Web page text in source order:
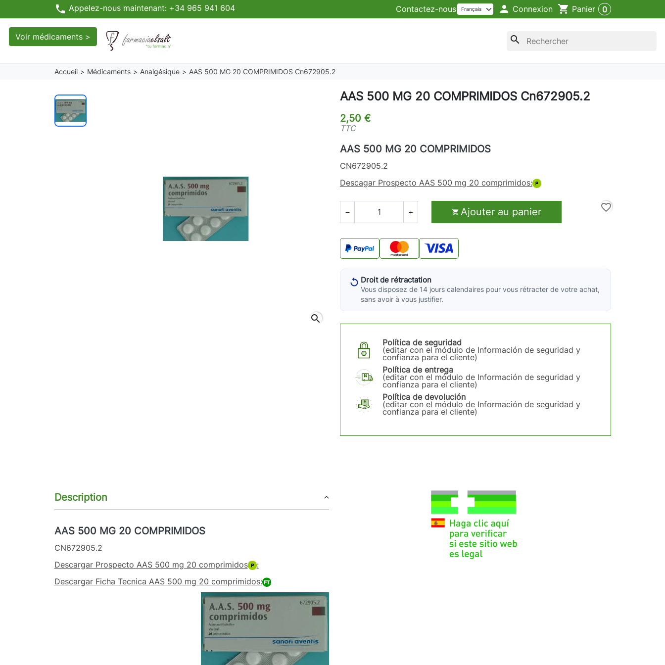
phone Appelez-nous maintenant: +34 965 941 604 Contactez-nous  Connexion shopping_cart Panier 0
Voir médicaments > search
Accueil Médicaments Analgésique AAS 500 MG 20 COMPRIMIDOS Cn672905.2
search
AAS 500 MG 20 COMPRIMIDOS Cn672905.2
2,50 €
TTC
AAS 500 MG 20 COMPRIMIDOS
CN672905.2
Descagar Prospecto AAS 500 mg 20 comprimidos:
   Ajouter au panier favorite_border
Droit de rétractation
Vous disposez de 14 jours calendaires pour vous rétracter de votre achat,
sans avoir à vous justifier.
Política de seguridad
(editar con el módulo de Información de seguridad y
confianza para el cliente)
Política de entrega
(editar con el módulo de Información de seguridad y
confianza para el cliente)
Política de devolución
(editar con el módulo de Información de seguridad y
confianza para el cliente)
Description
AAS 500 MG 20 COMPRIMIDOS
CN672905.2
Descargar Prospecto AAS 500 mg 20 comprimidos
:
Descargar Ficha Tecnica AAS 500 mg 20 comprimidos: